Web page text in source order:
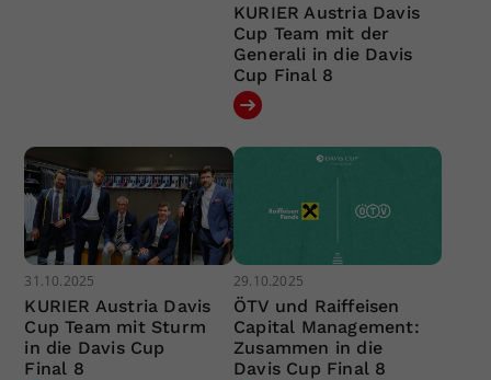
KURIER Austria Davis
Cup Team mit der
Generali in die Davis
Cup Final 8
31.10.2025
KURIER Austria Davis
Cup Team mit Sturm
in die Davis Cup
Final 8
29.10.2025
ÖTV und Raiffeisen
Capital Management:
Zusammen in die
Davis Cup Final 8